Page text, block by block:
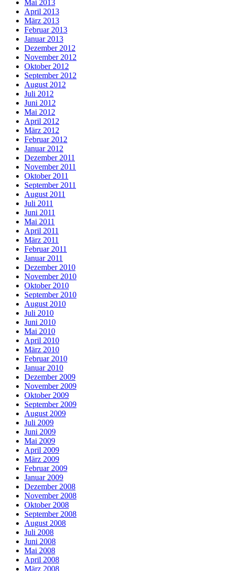
Mai 2013
April 2013
März 2013
Februar 2013
Januar 2013
Dezember 2012
November 2012
Oktober 2012
September 2012
August 2012
Juli 2012
Juni 2012
Mai 2012
April 2012
März 2012
Februar 2012
Januar 2012
Dezember 2011
November 2011
Oktober 2011
September 2011
August 2011
Juli 2011
Juni 2011
Mai 2011
April 2011
März 2011
Februar 2011
Januar 2011
Dezember 2010
November 2010
Oktober 2010
September 2010
August 2010
Juli 2010
Juni 2010
Mai 2010
April 2010
März 2010
Februar 2010
Januar 2010
Dezember 2009
November 2009
Oktober 2009
September 2009
August 2009
Juli 2009
Juni 2009
Mai 2009
April 2009
März 2009
Februar 2009
Januar 2009
Dezember 2008
November 2008
Oktober 2008
September 2008
August 2008
Juli 2008
Juni 2008
Mai 2008
April 2008
März 2008